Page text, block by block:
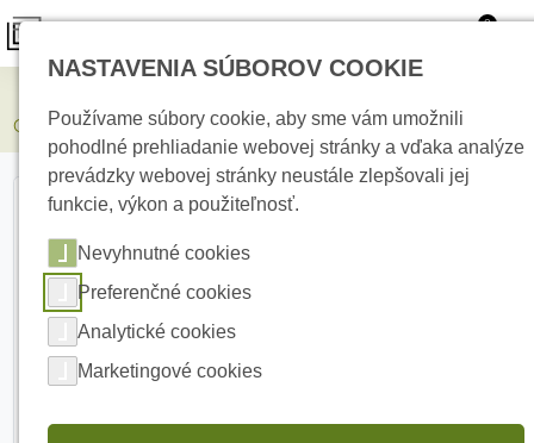
0
COMUNELLO DART SLIM Fotobunka úzka, 12/24V
NASTAVENIA SÚBOROV COOKIE
Používame súbory cookie, aby sme vám umožnili
pohodlné prehliadanie webovej stránky a vďaka analýze
prevádzky webovej stránky neustále zlepšovali jej
funkcie, výkon a použiteľnosť.
Nevyhnutné cookies
Preferenčné cookies
Analytické cookies
Marketingové cookies